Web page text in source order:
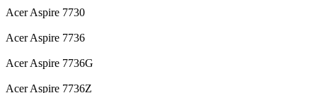
Acer Aspire 7730
Acer Aspire 7736
Acer Aspire 7736G
Acer Aspire 7736Z